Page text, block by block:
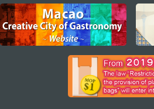
external links